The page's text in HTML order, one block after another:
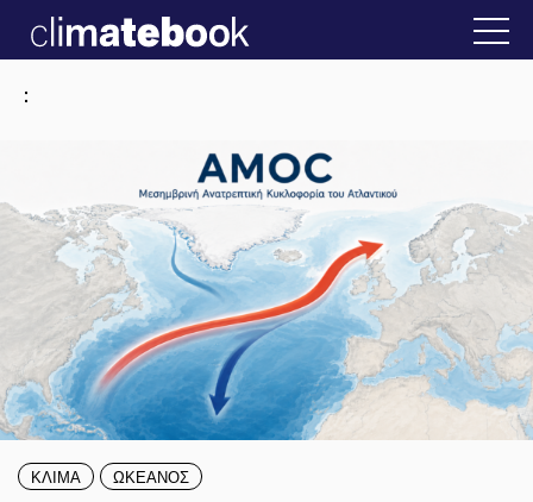
Ελλάδα 22 ΙΑΝ 2026 2025 Η άβολη
:
ΚΛΙΜΑ ΩΚΕΑΝΟΣ